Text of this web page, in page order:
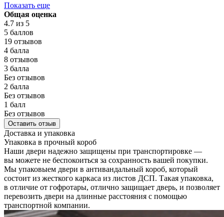
Показать еще
Общая оценка
4.7 из 5
5 баллов
19 отзывов
4 балла
8 отзывов
3 балла
Без отзывов
2 балла
Без отзывов
1 балл
Без отзывов
Оставить отзыв
Доставка и упаковка
Упаковка в прочный короб
Наши двери надежно защищены при транспортировке —
вы можете не беспокоиться за сохранность вашей покупки.
Мы упаковыем двери в антивандальный короб, который
состоит из жесткого каркаса из листов ДСП. Такая упаковка,
в отличие от гофротары, отлично защищает дверь, и позволяет
перевозить двери на длинные расстояния с помощью
транспортной компании.